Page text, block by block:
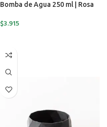
Bomba de Agua 250 ml | Rosa
$3.915